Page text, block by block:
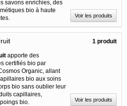
savons enrichies, des
bio à haute
Voir les produits
apporte des
certifiés bio par
Organic, allant
bio aux soins
bio sans oublier leur
capillaires,
bio.
1 produit
Voir les produits